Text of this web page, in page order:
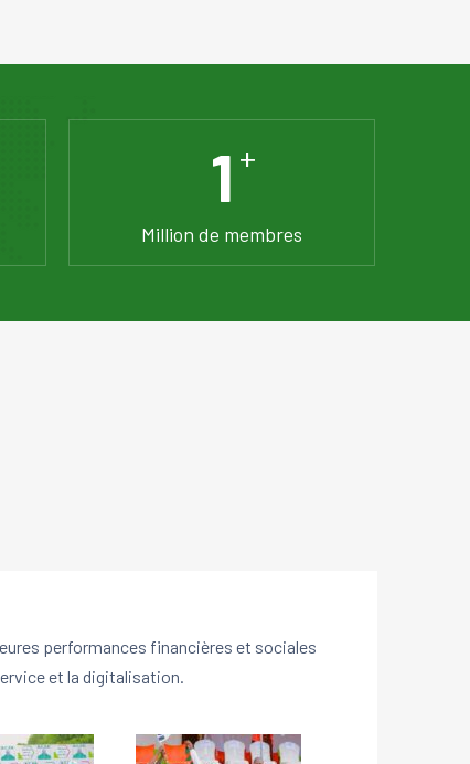
1 +
Million de membres
performances financières et sociales
et la digitalisation.